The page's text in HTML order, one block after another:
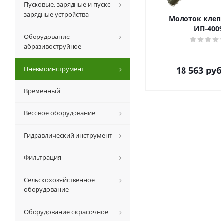
Молоток
ИП-
18 563
Пусковые, зарядные и пуско-
зарядные устройства
Оборудование
абразивоструйное
Пневмоинструмент
Временный
Весовое оборудование
Гидравлический инструмент
Фильтрация
Сельскохозяйственное
оборудование
Оборудование окрасочное